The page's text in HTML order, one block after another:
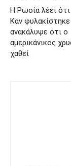
Η Ρωσία λέει
Καν
ανακάλυψε ότι ο
αμερικάνικος
χαθεί